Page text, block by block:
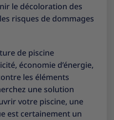
le décoloration des
risques de dommages
de piscine
économie d’énergie,
les éléments
une solution
votre piscine, une
est certainement un